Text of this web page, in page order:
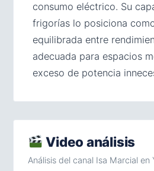
consumo eléctrico. Su
frigorías lo posiciona
equilibrada entre
adecuada para espacios
exceso de potencia
Video análisis
Análisis del canal Isa Marcial en